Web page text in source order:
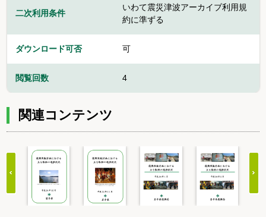
二次利用条件
いわて震災津波アーカイブ利用規
約に準ずる
ダウンロード可否 可
閲覧回数 4
関連コンテンツ